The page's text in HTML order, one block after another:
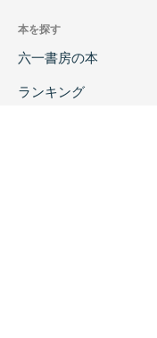
本を探す
六一書房の本
ランキング